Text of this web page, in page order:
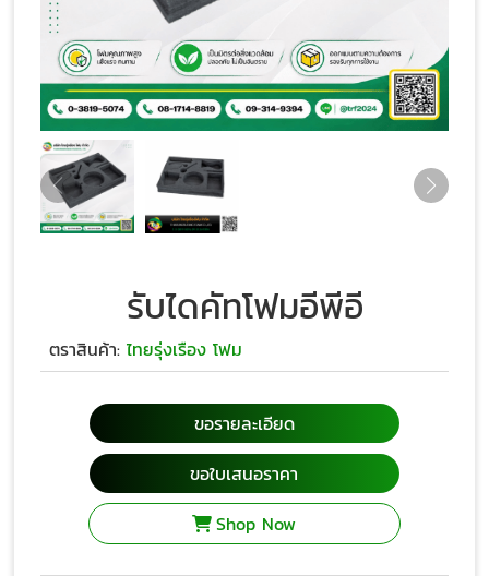
รับไดคัทโฟมอีพีอี
ตราสินค้า: ไทยรุ่งเรือง โฟม
ขอรายละเอียด
ขอใบเสนอราคา
Shop Now